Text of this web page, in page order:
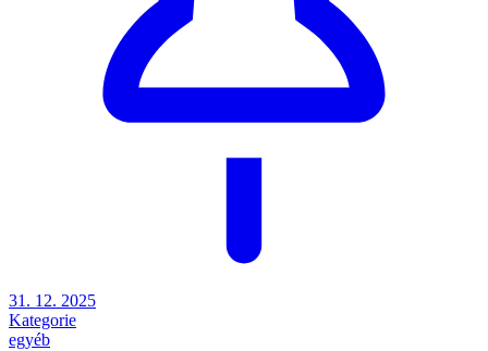
31. 12. 2025
Kategorie
egyéb